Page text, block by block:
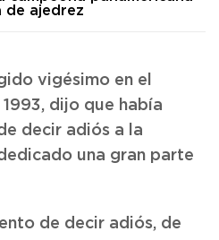
de ajedrez
vigésimo en el
dijo que había
decir adiós a la
una gran parte
de decir adiós, de